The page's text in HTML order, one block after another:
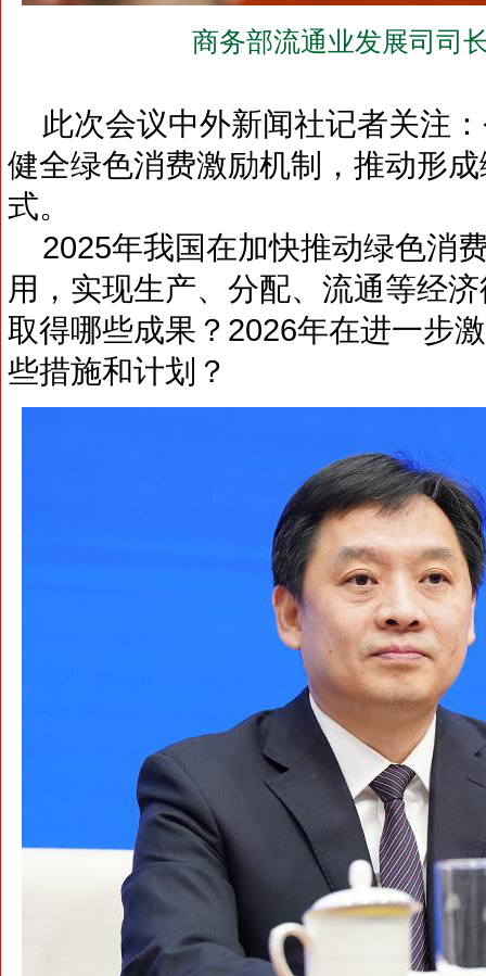
商务部流通业发展司司
此次会议中外新闻社记者关注
健全绿色消费激励机制，推动形
式。
2025年我国在加快推动绿色消
用，实现生产、分配、流通等经
取得哪些成果？2026年在进一步
些措施和计划？